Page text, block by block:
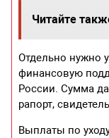
Читайте
Отдельно нужно
финансовую
России. Сумма
рапорт,
Выплаты по